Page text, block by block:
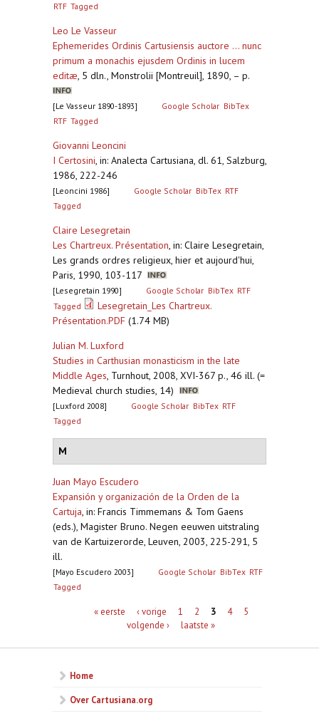
RTF Tagged
Leo Le Vasseur
Ephemerides Ordinis Cartusiensis auctore ... nunc
primum a monachis ejusdem Ordinis in lucem
editæ, 5 dln., Monstrolii [Montreuil], 1890, – p.
[Le Vasseur 1890-1893] Google Scholar BibTex
RTF Tagged
Giovanni Leoncini
I Certosini, in: Analecta Cartusiana, dl. 61, Salzburg,
1986, 222-246
[Leoncini 1986] Google Scholar BibTex RTF
Tagged
Claire Lesegretain
Les Chartreux. Présentation, in: Claire Lesegretain,
Les grands ordres religieux, hier et aujourd'hui,
Paris, 1990, 103-117
[Lesegretain 1990] Google Scholar BibTex RTF
Tagged
Lesegretain_Les Chartreux.
Présentation.PDF (1.74 MB)
Julian M. Luxford
Studies in Carthusian monasticism in the late
Middle Ages, Turnhout, 2008, XVI-367 p., 46 ill. (=
Medieval church studies, 14)
[Luxford 2008] Google Scholar BibTex RTF
Tagged
M
Juan Mayo Escudero
Expansión y organización de la Orden de la
Cartuja, in: Francis Timmemans & Tom Gaens
(eds.), Magister Bruno. Negen eeuwen uitstraling
van de Kartuizerorde, Leuven, 2003, 225-291, 5
ill.
[Mayo Escudero 2003] Google Scholar BibTex RTF
Tagged
Pagina's« eerste ‹ vorige 1 2 3 4
5
volgende ›
laatste »
Home
Over Cartusiana.org